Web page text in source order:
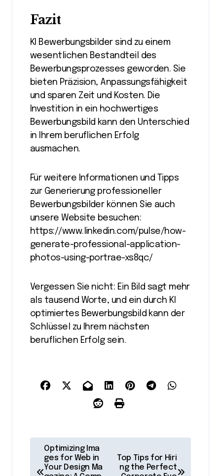
Fazit
KI Bewerbungsbilder sind zu einem
wesentlichen Bestandteil des
Bewerbungsprozesses geworden. Sie
bieten Präzision, Anpassungsfähigkeit
und sparen Zeit und Kosten. Die
Investition in ein hochwertiges
Bewerbungsbild kann den Unterschied
in Ihrem beruflichen Erfolg
ausmachen.
Für weitere Informationen und Tipps
zur Generierung professioneller
Bewerbungsbilder können Sie auch
unsere Website besuchen:
https://www.linkedin.com/pulse/how-
generate-professional-application-
photos-using-portrae-xs8qc/
Vergessen Sie nicht: Ein Bild sagt mehr
als tausend Worte, und ein durch KI
optimiertes Bewerbungsbild kann der
Schlüssel zu Ihrem nächsten
beruflichen Erfolg sein.
Optimizing Ima
ges for Web in
Your Design Ma
Top Tips for Hiri
ng the Perfect